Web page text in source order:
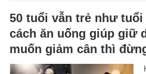
50 tuổi vẫn trẻ như
cách ăn uống giúp giữ
muốn giảm cân thì